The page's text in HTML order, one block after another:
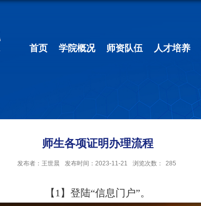
首页 学院概况 师资队伍 人才培养
师生各项证明办理流程
发布者：王世晨 发布时间：2023-11-21 浏览次数： 285
【1 】登陆“信息门户”。